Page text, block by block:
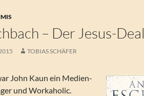
– Der Jesus-Deal
TOBIAS SCHÄFER
John Kaun ein Medien-
und Workaholic.